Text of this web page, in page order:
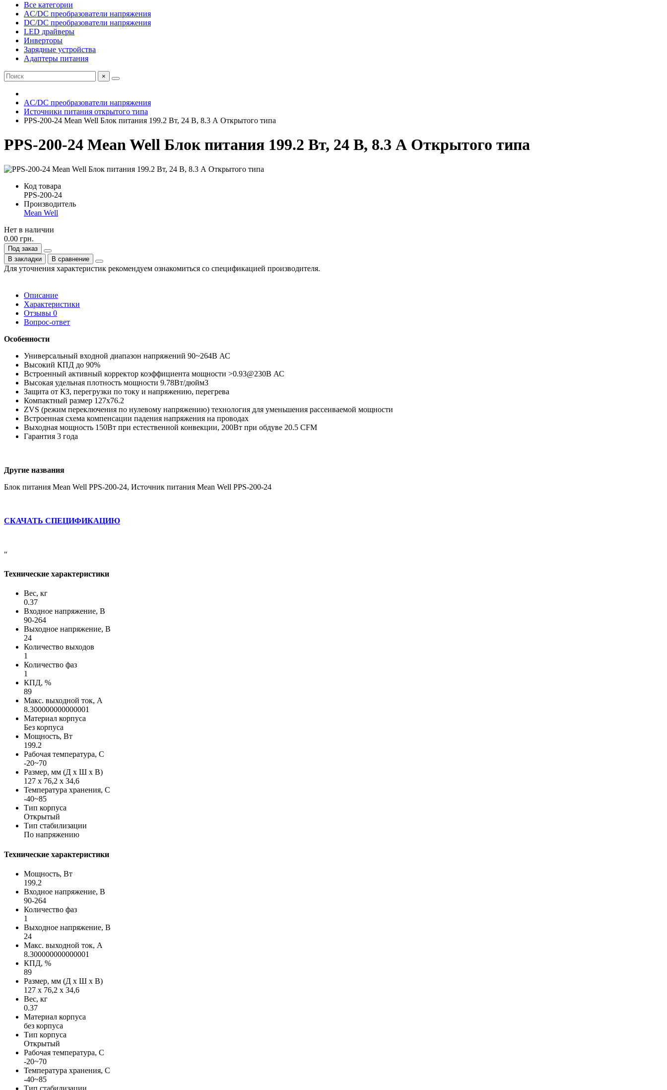
Все категории
AC/DC преобразователи напряжения
DC/DC преобразователи напряжения
LED драйверы
Инверторы
Зарядные устройства
Адаптеры питания
×
AC/DC преобразователи напряжения
Источники питания открытого типа
PPS-200-24 Mean Well Блок питания 199.2 Вт, 24 В, 8.3 А Открытого типа
PPS-200-24 Mean Well Блок питания 199.2 Вт, 24 В, 8.3 А Открытого типа
Код товара
PPS-200-24
Производитель
Mean Well
Нет в наличии
0.00 грн.
Под заказ
В закладки
В сравнение
Для уточнения характеристик рекомендуем ознакомиться со спецификацией производителя.
Описание
Характеристики
Отзывы 0
Вопрос-ответ
Особенности
Универсальный входной диапазон напряжений 90~264В АС
Высокий КПД до 90%
Встроенный активный корректор коэффициента мощности >0.93@230В АС
Высокая удельная плотность мощности 9.78Вт/дюйм3
Защита от КЗ, перегрузки по току и напряжению, перегрева
Компактный размер 127х76.2
ZVS (режим переключения по нулевому напряжению) технология для уменьшения рассеиваемой мощности
Встроенная схема компенсации падения напряжения на проводах
Выходная мощность 150Вт при естественной конвекции, 200Вт при обдуве 20.5 CFM
Гарантия 3 года
Другие названия
Блок питания Mean Well PPS-200-24, Источник питания Mean Well PPS-200-24
СКАЧАТЬ СПЕЦИФИКАЦИЮ
"
Технические характеристики
Вес, кг
0.37
Входное напряжение, В
90-264
Выходное напряжение, В
24
Количество выходов
1
Количество фаз
1
КПД, %
89
Макс. выходной ток, А
8.300000000000001
Материал корпуса
Без корпуса
Мощность, Вт
199.2
Рабочая температура, С
-20~70
Размер, мм (Д х Ш х В)
127 х 76,2 х 34,6
Температура хранения, С
-40~85
Тип корпуса
Открытый
Тип стабилизации
По напряжению
Технические характеристики
Мощность, Вт
199.2
Входное напряжение, В
90-264
Количество фаз
1
Выходное напряжение, В
24
Макс. выходной ток, А
8.300000000000001
КПД, %
89
Размер, мм (Д х Ш х В)
127 х 76,2 х 34,6
Вес, кг
0.37
Материал корпуса
без корпуса
Тип корпуса
Открытый
Рабочая температура, С
-20~70
Температура хранения, С
-40~85
Тип стабилизации